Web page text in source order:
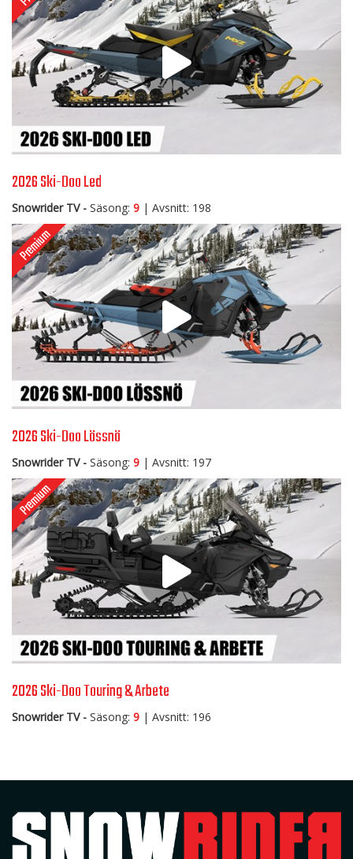
2026 Ski-Doo Led
Snowrider TV - Säsong: 9 | Avsnitt: 198
2026 Ski-Doo Lössnö
Snowrider TV - Säsong: 9 | Avsnitt: 197
2026 Ski-Doo Touring & Arbete
Snowrider TV - Säsong: 9 | Avsnitt: 196